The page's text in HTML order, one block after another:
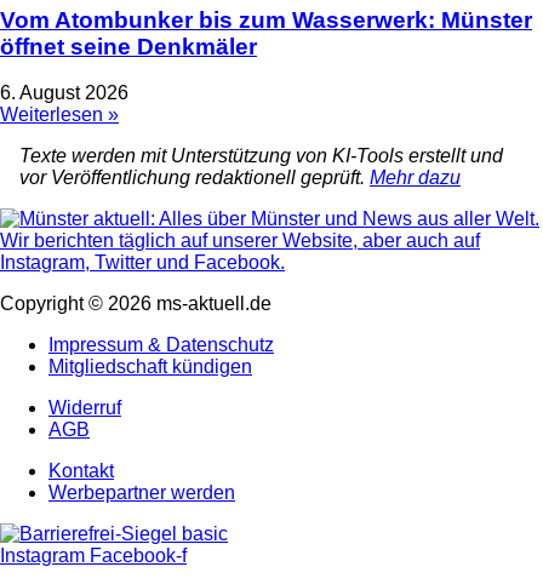
Vom Atombunker bis zum Wasserwerk: Münster
öffnet seine Denkmäler
6. August 2026
Weiterlesen »
Texte werden mit Unterstützung von KI-Tools erstellt und
vor Veröffentlichung redaktionell geprüft. Mehr dazu
Copyright © 2026 ms-aktuell.de
Impressum & Datenschutz
Mitgliedschaft kündigen
Widerruf
AGB
Kontakt
Werbepartner werden
Instagram Facebook-f